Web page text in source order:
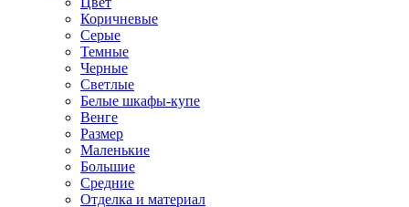
Коричневые
Серые
Темные
Черные
Светлые
Белые шкафы-купе
Венге
Размер
Маленькие
Большие
Средние
Отделка и материал